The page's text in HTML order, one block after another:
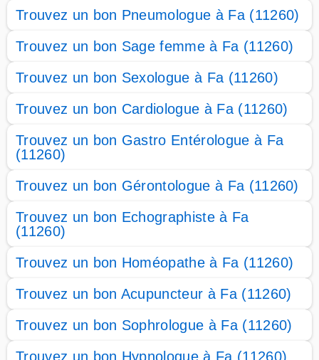
Trouvez un bon Pneumologue à Fa (11260)
Trouvez un bon Sage femme à Fa (11260)
Trouvez un bon Sexologue à Fa (11260)
Trouvez un bon Cardiologue à Fa (11260)
Trouvez un bon Gastro Entérologue à Fa
(11260)
Trouvez un bon Gérontologue à Fa (11260)
Trouvez un bon Echographiste à Fa
(11260)
Trouvez un bon Homéopathe à Fa (11260)
Trouvez un bon Acupuncteur à Fa (11260)
Trouvez un bon Sophrologue à Fa (11260)
Trouvez un bon Hypnologue à Fa (11260)